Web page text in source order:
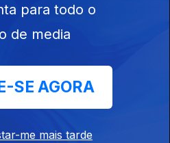
,esta em Portugal, há
trabalhar, revela nos o
os portugueses. Tem
para todo o
de media
SE AGORA
me mais tarde